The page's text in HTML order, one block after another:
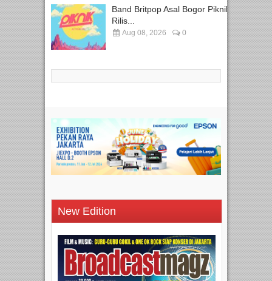
Band Britpop Asal Bogor Piknik
Rilis...
Aug 08, 2026 0
New Edition